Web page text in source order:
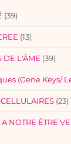
(39)
(13)
DE L'ÂME (39)
(Gene Keys/
(23)
NOTRE ÊTRE